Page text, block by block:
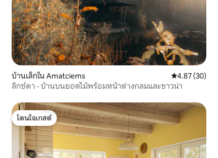
บ้านเล็กใน Amatciems คะแนนเฉลี่ย
4.87 (30)
ลิกซ์ดา - บ้านบนยอดไม้พร้อมหน้าต่างกลมและซาวน่า
โดนใจเกสต์
โดนใจเกสต์